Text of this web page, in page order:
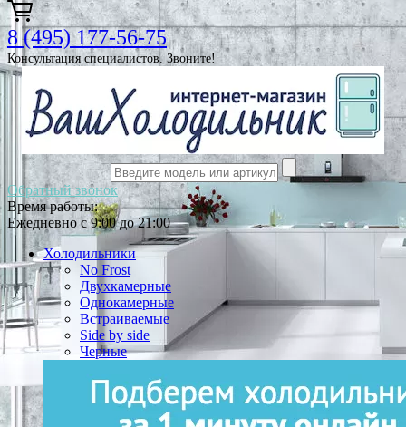
8 (495) 177-56-75
Консультация специалистов. Звоните!
Обратный звонок
Время работы:
Ежедневно с 9:00 до 21:00
Холодильники
No Frost
Двухкамерные
Однокамерные
Встраиваемые
Side by side
Черные